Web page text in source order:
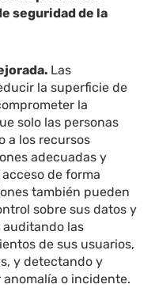
seguridad de la
Las
la superficie de
la
solo las personas
a los recursos
adecuadas y
de forma
también pueden
sobre sus datos y
las
de sus usuarios,
y detectando y
o incidente.